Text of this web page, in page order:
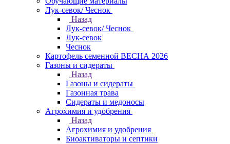
Лук-севок/ Чеснок
Назад
Лук-севок/ Чеснок
Лук-севок
Чеснок
Картофель семенной ВЕСНА 2026
Газоны и сидераты
Назад
Газоны и сидераты
Газонная трава
Сидераты и медоносы
Агрохимия и удобрения
Назад
Агрохимия и удобрения
Биоактиваторы и септики